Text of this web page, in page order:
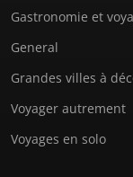
Gastronomie et
General
Grandes villes à
Voyager autrement
Voyages en solo